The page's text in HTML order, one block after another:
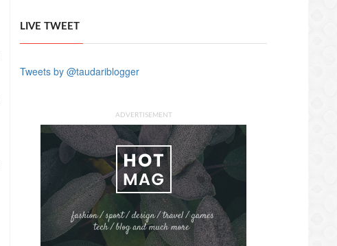
LIVE TWEET
Tweets by @taudariblogger
ADVERTISEMENT